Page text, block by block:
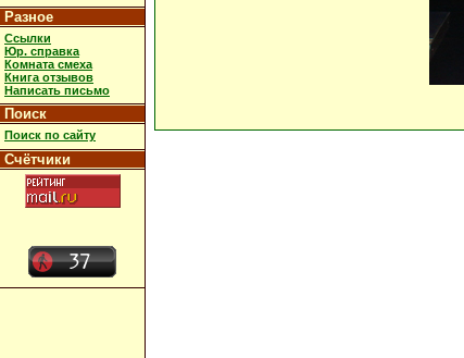
Разное
Ссылки
Юр. справка
Комната смеха
Книга отзывов
Написать письмо
Поиск
Поиск по сайту
Счётчики